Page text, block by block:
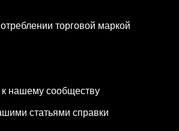
торговой маркой
нашему сообществу
статьями справки